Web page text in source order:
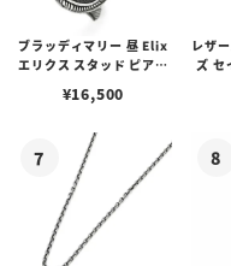
ブラッディマリー 昼 Elix
エリクス スタッド ピアス
¥16,500
レザ
ズ セ